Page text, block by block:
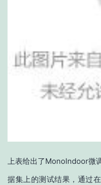
上表给出了MonoIndoor微
据集上的测试结果，通过